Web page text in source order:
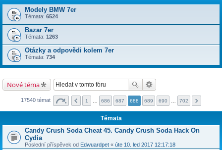
Modely BMW 7er
Témata: 6524
Bazar 7er
Témata: 1263
Otázky a odpovědi kolem 7er
Témata: 734
Nové téma
17540 témat 1 686 687 688 689 690 702
Témata
Candy Crush Soda Cheat 45. Candy Crush Soda Hack On
Cydia
Poslední příspěvek od Edwuardpet « úte 10. led 2017 12:17:18